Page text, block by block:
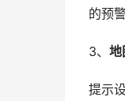
的预
3、 地
提示